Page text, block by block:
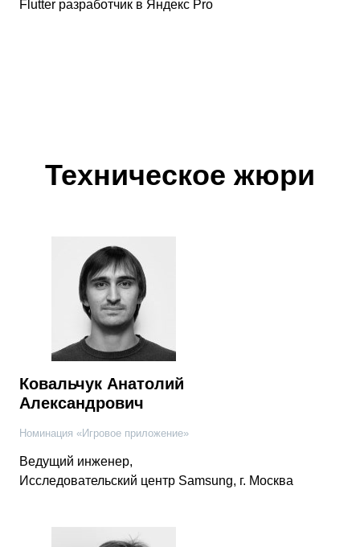
Flutter разработчик в Яндекс Pro
Техническое жюри
Ковальчук Анатолий
Александрович
Номинация «Игровое приложение»
Ведущий инженер,
Исследовательский центр Samsung, г. Москва